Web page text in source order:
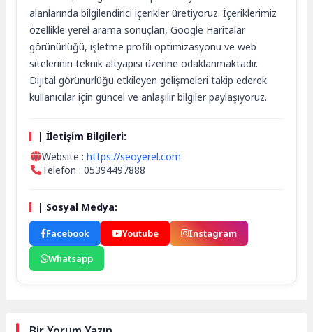
alanlarında bilgilendirici içerikler üretiyoruz. İçeriklerimiz
özellikle yerel arama sonuçları, Google Haritalar
görünürlüğü, işletme profili optimizasyonu ve web
sitelerinin teknik altyapısı üzerine odaklanmaktadır.
Dijital görünürlüğü etkileyen gelişmeleri takip ederek
kullanıcılar için güncel ve anlaşılır bilgiler paylaşıyoruz.
| İletişim Bilgileri:
Website :https://seoyerel.com
Telefon : 05394497888
| Sosyal Medya:
Facebook Youtube
Instagram
Whatsapp